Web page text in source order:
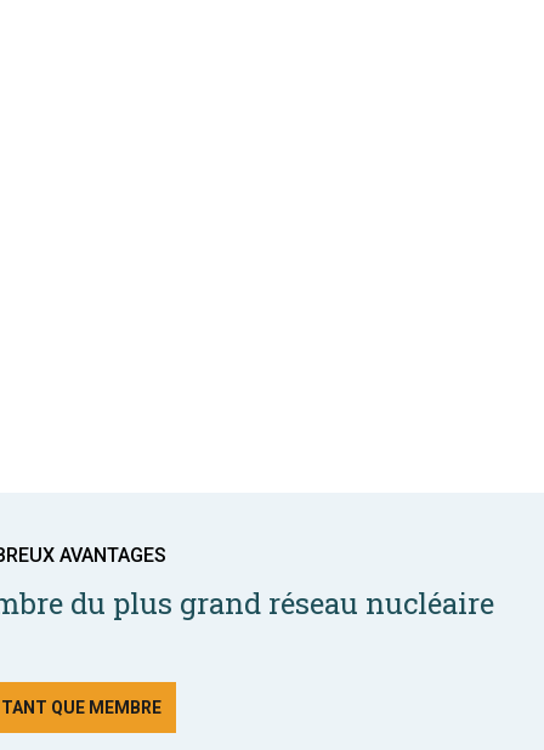
AVANTAGES
du plus grand réseau nucléaire
TANT QUE MEMBRE